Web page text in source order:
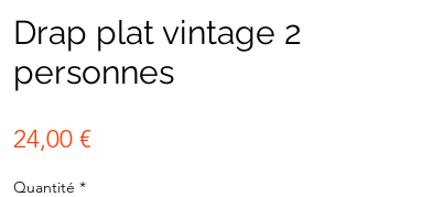
Drap plat vintage 2
personnes
24,00 €
Quantité *